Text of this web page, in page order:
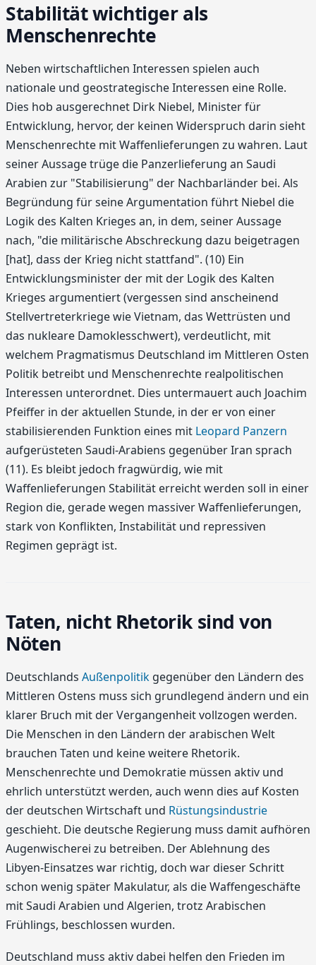
Stabilität wichtiger als
Menschenrechte
Neben wirtschaftlichen Interessen spielen auch
nationale und geostrategische Interessen eine Rolle.
Dies hob ausgerechnet Dirk Niebel, Minister für
Entwicklung, hervor, der keinen Widerspruch darin sieht
Menschenrechte mit Waffenlieferungen zu wahren. Laut
seiner Aussage trüge die Panzerlieferung an Saudi
Arabien zur "Stabilisierung" der Nachbarländer bei. Als
Begründung für seine Argumentation führt Niebel die
Logik des Kalten Krieges an, in dem, seiner Aussage
nach, "die militärische Abschreckung dazu beigetragen
[hat], dass der Krieg nicht stattfand". (10) Ein
Entwicklungsminister der mit der Logik des Kalten
Krieges argumentiert (vergessen sind anscheinend
Stellvertreterkriege wie Vietnam, das Wettrüsten und
das nukleare Damoklesschwert), verdeutlicht, mit
welchem Pragmatismus Deutschland im Mittleren Osten
Politik betreibt und Menschenrechte realpolitischen
Interessen unterordnet. Dies untermauert auch Joachim
Pfeiffer in der aktuellen Stunde, in der er von einer
stabilisierenden Funktion eines mit Leopard Panzern
aufgerüsteten Saudi-Arabiens gegenüber Iran sprach
(11). Es bleibt jedoch fragwürdig, wie mit
Waffenlieferungen Stabilität erreicht werden soll in einer
Region die, gerade wegen massiver Waffenlieferungen,
stark von Konflikten, Instabilität und repressiven
Regimen geprägt ist.
Taten, nicht Rhetorik sind von
Nöten
Deutschlands Außenpolitik gegenüber den Ländern des
Mittleren Ostens muss sich grundlegend ändern und ein
klarer Bruch mit der Vergangenheit vollzogen werden.
Die Menschen in den Ländern der arabischen Welt
brauchen Taten und keine weitere Rhetorik.
Menschenrechte und Demokratie müssen aktiv und
ehrlich unterstützt werden, auch wenn dies auf Kosten
der deutschen Wirtschaft und Rüstungsindustrie
geschieht. Die deutsche Regierung muss damit aufhören
Augenwischerei zu betreiben. Der Ablehnung des
Libyen-Einsatzes war richtig, doch war dieser Schritt
schon wenig später Makulatur, als die Waffengeschäfte
mit Saudi Arabien und Algerien, trotz Arabischen
Frühlings, beschlossen wurden.
Deutschland muss aktiv dabei helfen den Frieden im